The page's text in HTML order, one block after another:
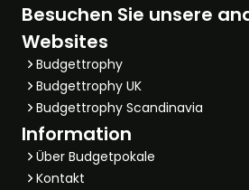
Besuchen Sie unsere
Websites
Budgettrophy
Budgettrophy UK
Budgettrophy Scandinavia
Information
Über Budgetpokale
Kontakt